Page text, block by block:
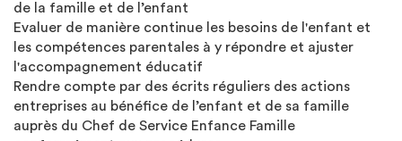
de la famille et de l’enfant
Evaluer de manière continue les besoins de l'enfant et
les compétences parentales à y répondre et ajuster
l'accompagnement éducatif
Rendre compte par des écrits réguliers des actions
entreprises au bénéfice de l’enfant et de sa famille
auprès du Chef de Service Enfance Famille